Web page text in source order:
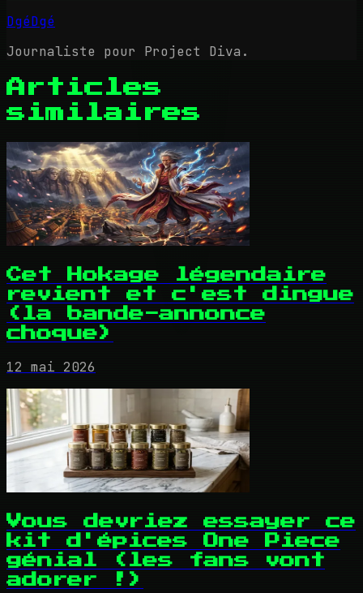
DgéDgé
Journaliste pour Project Diva.
Articles
similaires
Cet Hokage légendaire
revient et c'est dingue
(la bande-annonce
choque)
12 mai 2026
Vous devriez essayer ce
kit d'épices One Piece
génial (les fans vont
adorer !)